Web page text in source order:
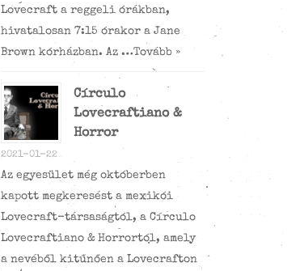
Lovecraft a reggeli órákban,
hivatalosan 7:15 órakor a Jane
Brown kórházban. Az …Tovább »
Círculo
Lovecraftiano &
Horror
2021-01-22
Az egyesület még októberben
kapott megkeresést a mexikói
Lovecraft-társaságtól, a Círculo
Lovecraftiano & Horrortól, amely
a nevéből kitűnően a Lovecrafton